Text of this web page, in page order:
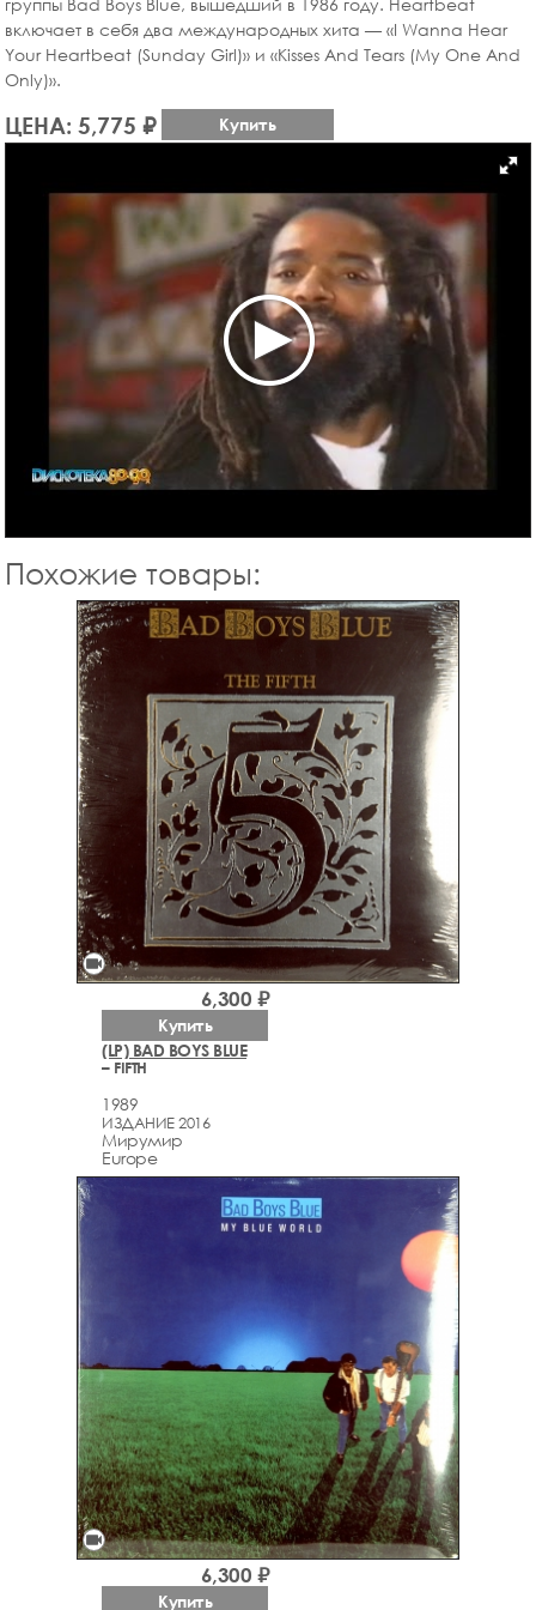
включает в себя два международных хита — «I Wanna Hear
Your Heartbeat (Sunday Girl)» и «Kisses And Tears (My One And
Only)».
ЦЕНА: 5,775 ₽ Купить
Похожие товары:
videocam
(LP) BAD BOYS BLUE
– FIFTH
1989
ИЗДАНИЕ 2016
Мирумир
Europe
6,300 ₽
Купить
videocam
6,300 ₽
Купить